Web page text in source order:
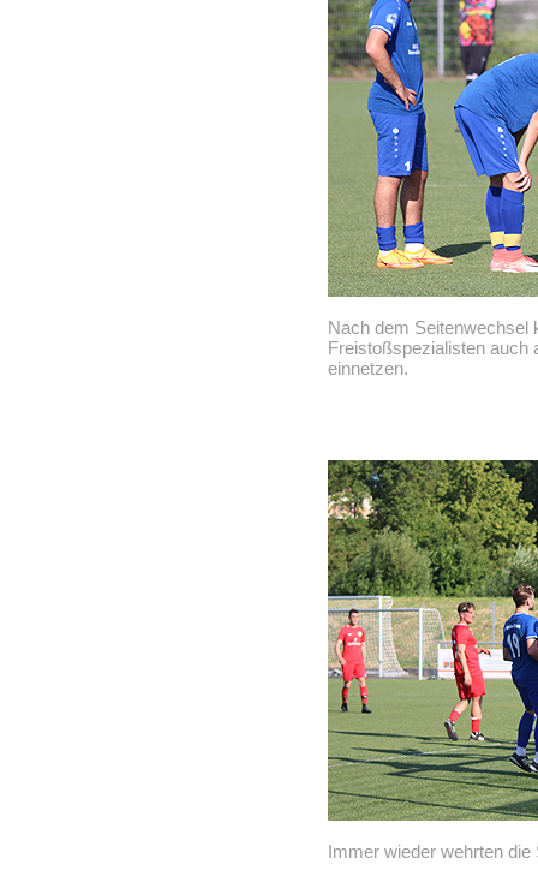
Nach dem Seitenwechsel
Freistoßspezialisten auch
einnetzen.
Immer wieder wehrten die